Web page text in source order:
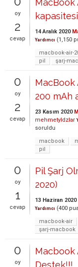
oy
2
cevap
MacBook
kapasitesi
14 Aralık 2020
Yardımcı (1,150
macbook-air-
pil
şarj-
0
oy
2
cevap
MacBook
200 mAh
23 Kasım 2020
mehmetyldzlar
soruldu
macbook
pil
0
oy
1
cevap
Pil Şarj
2020)
13 Haziran 2020
Yardımcı (400
macbook-air
şarj-macbook
0
oy
Macbook
Destek!!!